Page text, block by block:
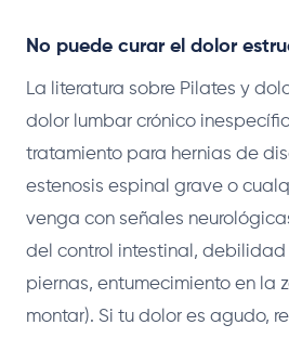
No puede curar el dolor
La literatura sobre Pilates y
dolor lumbar crónico
tratamiento para hernias de
estenosis espinal grave o
venga con señales
del control intestinal, debilidad
piernas, entumecimiento en la
montar). Si tu dolor es agudo,